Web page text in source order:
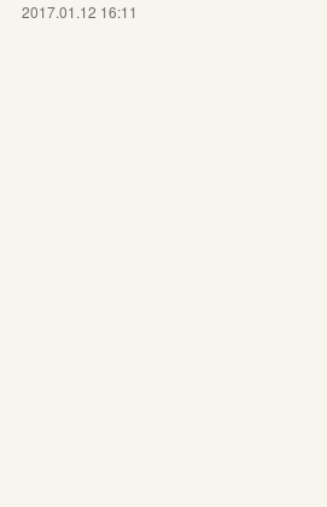
2017.01.12 16:11